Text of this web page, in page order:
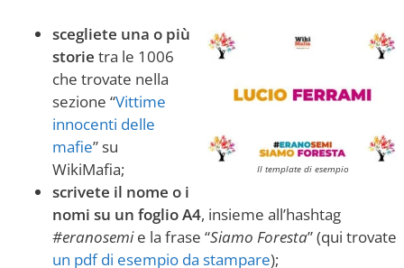
Il template di esempio
scegliete una o più
storie tra le 1006
che trovate nella
sezione “Vittime
innocenti delle
mafie” su
WikiMafia;
scrivete il nome o i
nomi su un foglio A4, insieme all’hashtag
#eranosemie la frase “Siamo Foresta” (qui trovate
un pdf di esempio da stampare);